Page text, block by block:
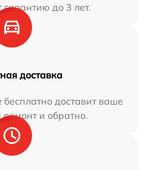
гарантию до 3 лет.
доставка
доставит ваше
ремонт и обратно.